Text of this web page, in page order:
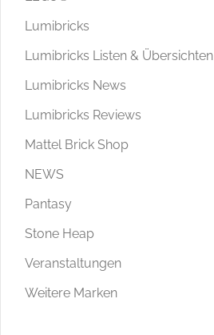
Lumibricks
Lumibricks Listen & Übersichten
Lumibricks News
Lumibricks Reviews
Mattel Brick Shop
NEWS
Pantasy
Stone Heap
Veranstaltungen
Weitere Marken